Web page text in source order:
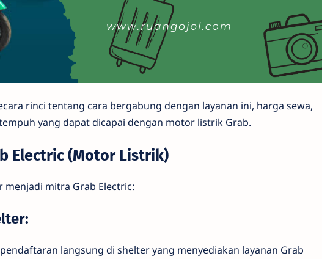
rinci tentang cara bergabung dengan layanan ini, harga sewa,
yang dapat dicapai dengan motor listrik Grab.
Electric (Motor Listrik)
mitra Grab Electric:
langsung di shelter yang menyediakan layanan Grab